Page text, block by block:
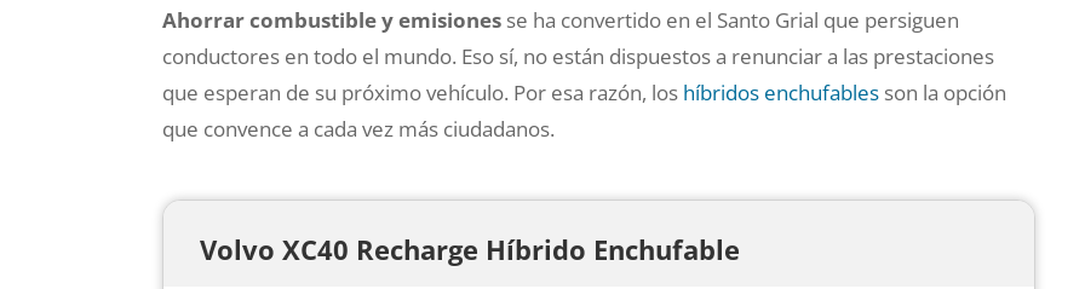
Ahorrar combustible y emisiones se ha convertido en el Santo Grial que persiguen
conductores en todo el mundo. Eso sí, no están dispuestos a renunciar a las prestaciones
que esperan de su próximo vehículo. Por esa razón, los híbridos enchufables son la opción
que convence a cada vez más ciudadanos.
Volvo XC40 Recharge Híbrido Enchufable